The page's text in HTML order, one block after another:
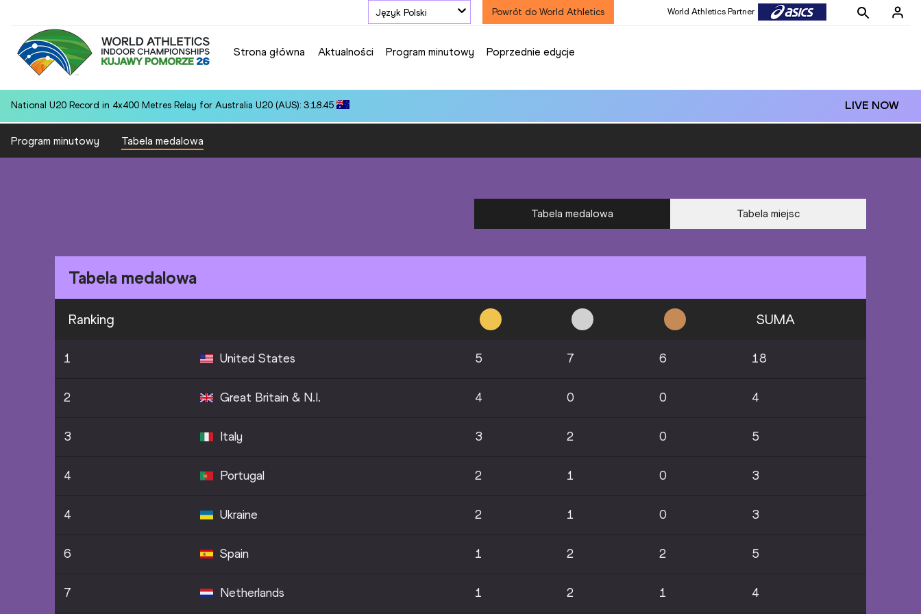
Język Polski Powrót do World Athletics World Athletics Partner
Strona główna Aktualności Program minutowy Poprzednie edycje
National U20 Record in 4x400 Metres Relay for Australia U20 (AUS): 3:18.45 LIVE NOW
Program minutowy Tabela medalowa
Tabela medalowa Tabela miejsc
Tabela medalowa
Ranking SUMA
1 United States 5 7 6 18
2 Great Britain & N.I. 4 0 0 4
3 Italy 3 2 0 5
4 Portugal 2 1 0 3
4 Ukraine 2 1 0 3
6 Spain 1 2 2 5
7 Netherlands 1 2 1 4